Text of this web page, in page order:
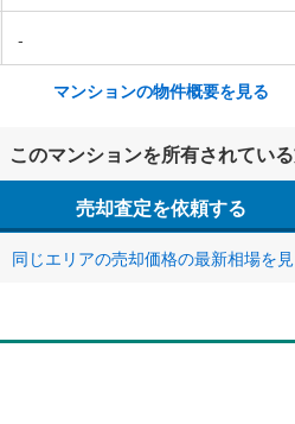
-
マンションの物件概要を見る
このマンションを所有されてい
売却査定を依頼する
同じエリアの売却価格の最新相場を